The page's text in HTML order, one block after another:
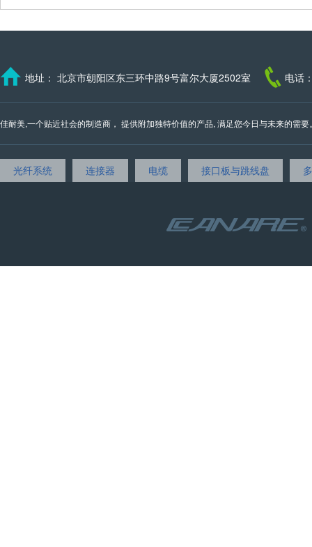
地址： 北京市朝阳区东三环中路9号富尔大厦2502室 电话
佳耐美,一个贴近社会的制造商， 提供附加独特价值的产品, 满足您今日与未来的需
光纤系统 连接器 电缆 接口板与跳线盘